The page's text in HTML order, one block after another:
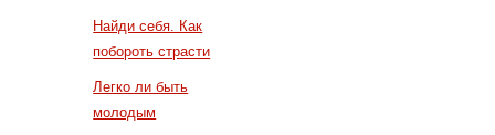
Найди себя. Как
побороть страсти
Легко ли быть
молодым